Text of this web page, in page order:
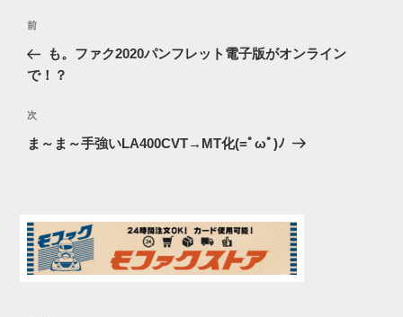
投
ナ
ゲ
ー
過
去
の
稿
前
も。ファク2020パンフレット電子版がオンライン
で！？
次
の
次
ま～ま～手強いLA400CVT→MT化(=ﾟωﾟ)ﾉ